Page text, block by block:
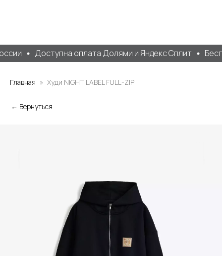
Доступна оплата Долями и Яндекс Сплит
Главная Худи NIGHT LABEL FULL-ZIP
← Вернуться